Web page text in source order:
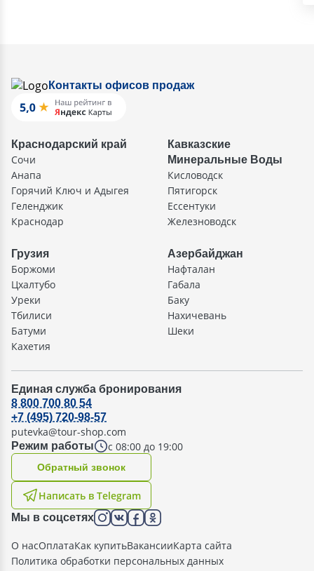
Контакты офисов продаж
Краснодарский край
Сочи
Анапа
Горячий Ключ и Адыгея
Геленджик
Краснодар
Кавказские
Минеральные Воды
Кисловодск
Пятигорск
Ессентуки
Железноводск
Грузия
Боржоми
Цхалтубо
Уреки
Тбилиси
Батуми
Кахетия
Азербайджан
Нафталан
Габала
Баку
Нахичевань
Шеки
Единая служба бронирования
Режим работы с 08:00 до 19:00
8 800 700 80 54
+7 (495) 720-98-57
putevka@tour-shop.com
Написать в Telegram
Oбратный звонок
Мы в соцсетях
О насОплатаКак купитьВакансииКарта сайта
Политика обработки персональных данных